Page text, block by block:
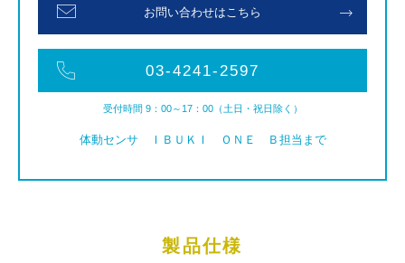
お問い合わせはこちら
03-4241-2597
受付時間 9：00～17：00（土日・祝日除く）
体動センサ ＩＢＵＫＩ ＯＮＥ Ｂ担当まで
製品仕様